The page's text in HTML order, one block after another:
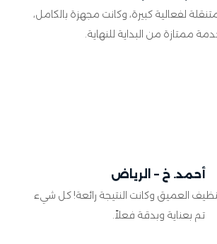
لفعالية كبيرة، وكانت مجهزة بالكامل،
ممتازة من البداية للنهاية.
أحمد. خ – الرياض
العميق وكانت النتيجة رائعة! كل شيء
تم بعناية وبدقة فعلاً.